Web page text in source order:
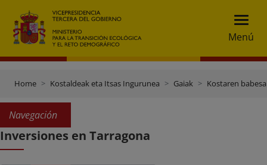
Menú
Home Kostaldeak eta Itsas Ingurunea Gaiak Kostaren babesa
Navegación
Inversiones en Tarragona